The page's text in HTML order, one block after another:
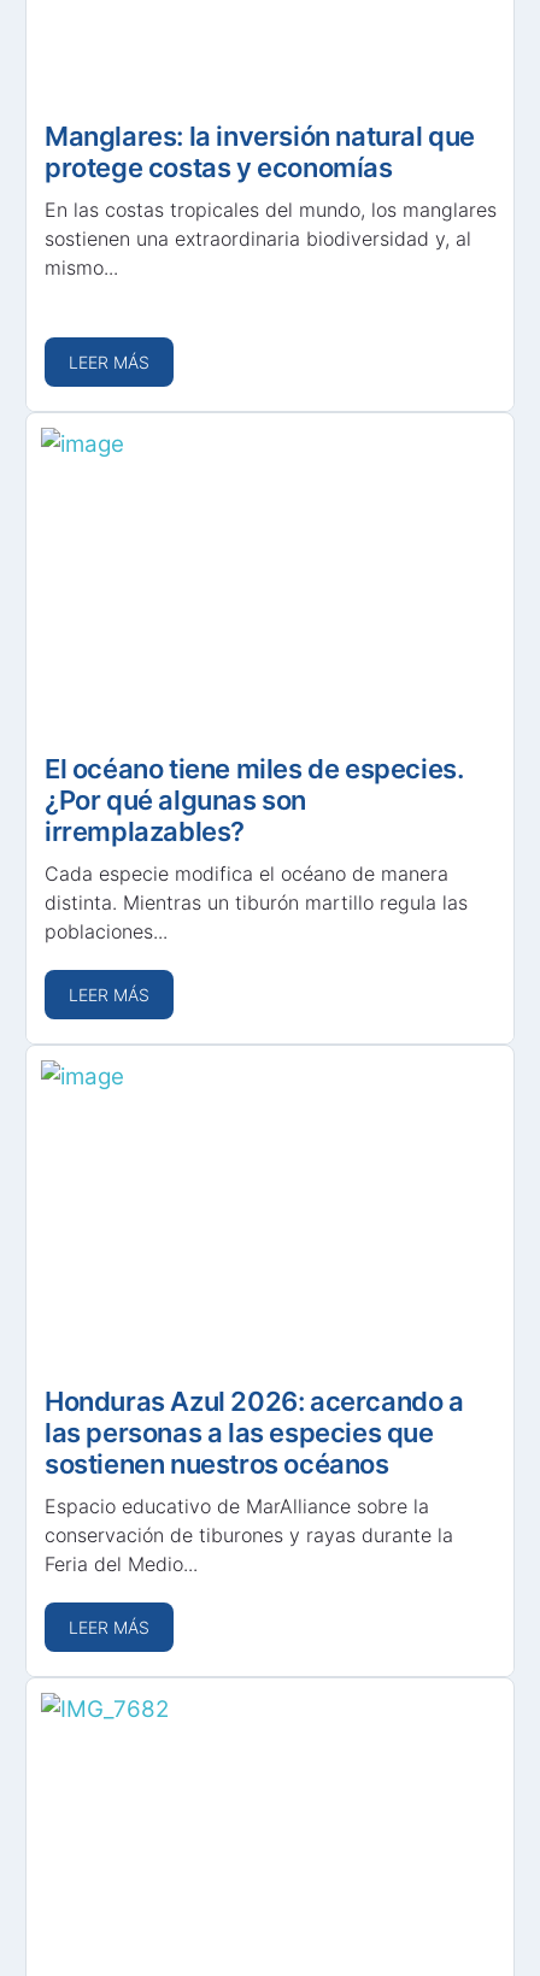
Manglares: la inversión natural que
protege costas y economías
En las costas tropicales del mundo, los manglares
sostienen una extraordinaria biodiversidad y, al
mismo...
LEER MÁS
El océano tiene miles de especies.
¿Por qué algunas son
irremplazables?
Cada especie modifica el océano de manera
distinta. Mientras un tiburón martillo regula las
poblaciones...
LEER MÁS
Honduras Azul 2026: acercando a
las personas a las especies que
sostienen nuestros océanos
Espacio educativo de MarAlliance sobre la
conservación de tiburones y rayas durante la
Feria del Medio...
LEER MÁS